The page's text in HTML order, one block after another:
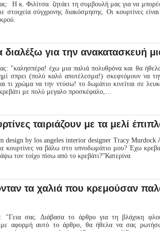
Η κ. Φιλίτσα ζητάει τη συμβουλή μας για να
στοιχεία σύγχρονης διακόσμησης. Οι κουρτίνες
για την ανακατασκευή
"καλησπέρα! έχω μια παλιά πολυθρόνα και θα
σπρει (πολύ καλό αποτέλεσμα!) σκεφτόμουν να
τι χρώμα να την ντύσω! το δωμάτιο κινείται σε
με πολύ μεγαλο προσκέφαλο,…
ταιριάζουν με τα μελί
design by los angeles interior designer Tracy
κουρτίνες να βάλω στο υπνοδωμάτιο μου? Έχω
τον τοίχο πίσω από το κρεβάτι?”Κατερίνα
τα χαλιά που κρεμούσαν
σας. Διάβασα το άρθρο για τη βλάχικη
αφορμή αυτό το άρθρο, θα ήθελα να σας